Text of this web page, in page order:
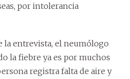
por intolerancia
la entrevista, el neumólogo
la fiebre ya es por muchos
registra falta de aire y